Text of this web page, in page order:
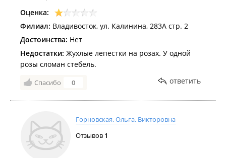
Оценка:
Филиал: Владивосток, ул. Калинина, 283А стр. 2
Достоинства: Нет
Недостатки: Жухлые лепестки на розах. У одной
розы сломан стебель.
Спасибо 0 ответить
Горновская. Ольга. Викторовна
Отзывов 1